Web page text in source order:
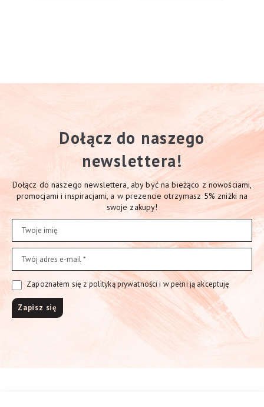
Dołącz do naszego
newslettera!
Dołącz do naszego newslettera, aby być na bieżąco z nowościami,
promocjami i inspiracjami, a w prezencie otrzymasz 5% zniżki na
swoje zakupy!
Zapoznałem się z polityką prywatności i w pełni ją akceptuję